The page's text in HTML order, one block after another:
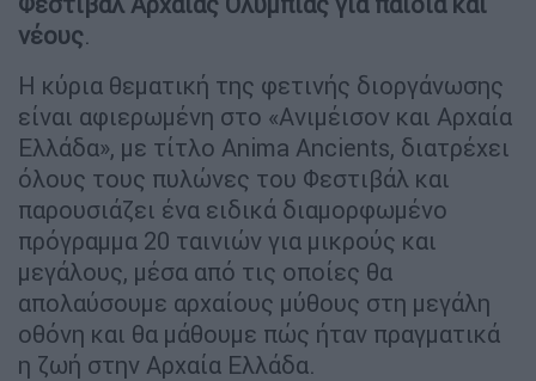
νέους.
Η κύρια θεματική της φετινής διοργάνωσης
είναι αφιερωμένη στο «Ανιμέισον και Αρχαία
Ελλάδα», με τίτλο Anima Ancients, διατρέχει
όλους τους πυλώνες του Φεστιβάλ και
παρουσιάζει ένα ειδικά διαμορφωμένο
πρόγραμμα 20 ταινιών για μικρούς και
μεγάλους, μέσα από τις οποίες θα
απολαύσουμε αρχαίους μύθους στη μεγάλη
οθόνη και θα μάθουμε πώς ήταν πραγματικά
η ζωή στην Αρχαία Ελλάδα.